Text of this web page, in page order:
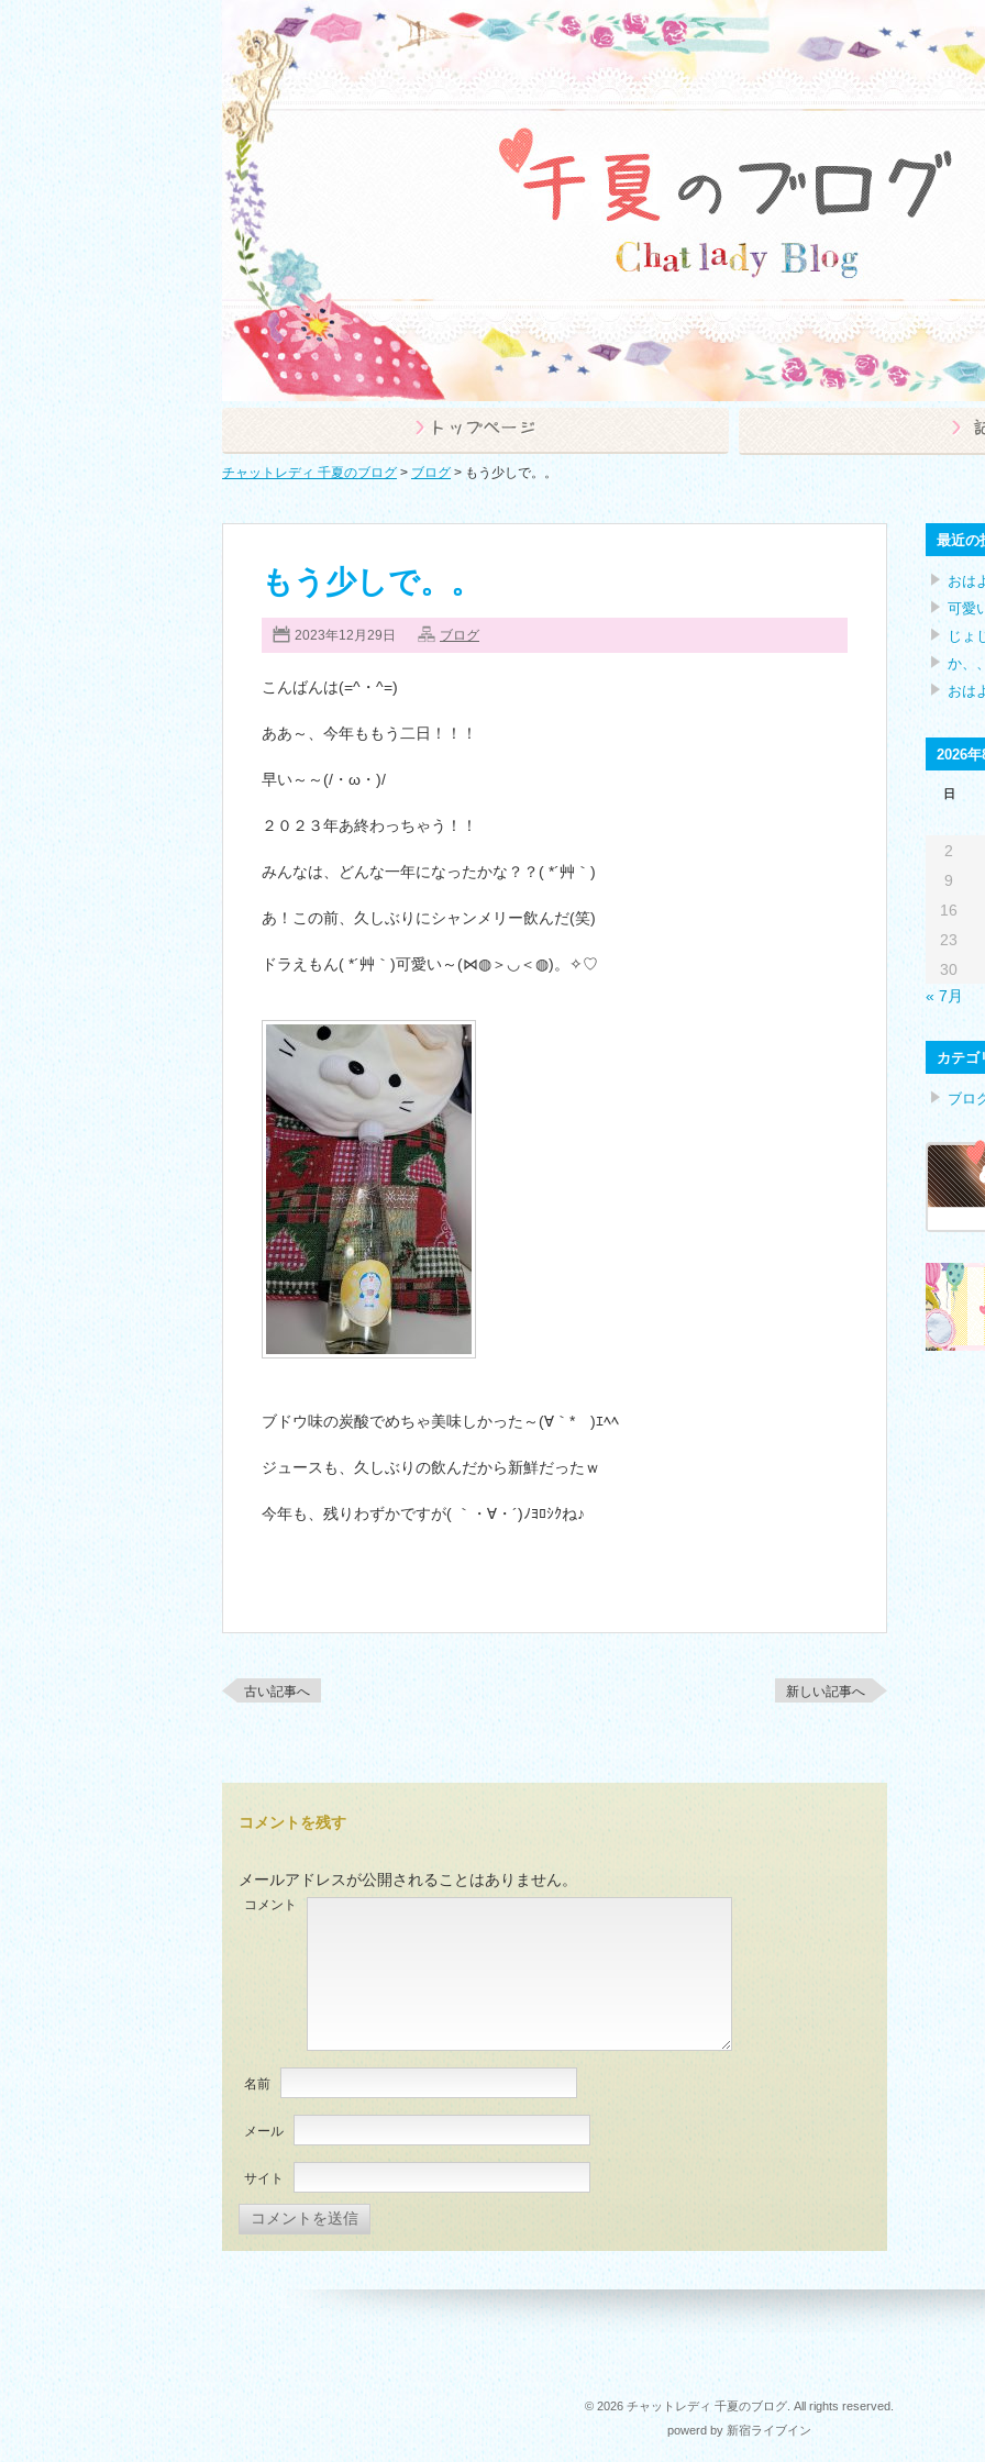
チャットレディ 千夏のブログ > ブログ > もう少しで。。
もう少しで。。
2023年12月29日 ブログ
こんばんは(=^・^=)
ああ～、今年ももう二日！！！
早い～～(/・ω・)/
２０２３年あ終わっちゃう！！
みんなは、どんな一年になったかな？？( *´艸｀)
あ！この前、久しぶりにシャンメリー飲んだ(笑)
ドラえもん( *´艸｀)可愛い～(⋈◍＞◡＜◍)。✧♡
ブドウ味の炭酸でめちゃ美味しかった～(∀｀*ゞ)ｴﾍﾍ
ジュースも、久しぶりの飲んだから新鮮だったｗ
今年も、残りわずかですが( ｀・∀・´)ﾉﾖﾛｼｸね♪
古い記事へ 新しい記事へ
コメントを残す
メールアドレスが公開されることはありません。
コメント
名前
メール
サイト
最近の
おは
可愛
じょ
か、
おは
2026年
日
« 7月
2
9
16
23
30
カテゴ
ブロ
© 2026 チャットレディ 千夏のブログ. All rights reserved.
powerd by 新宿ライブイン